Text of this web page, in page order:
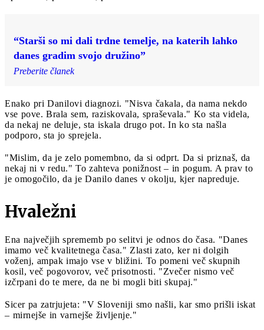
“Starši so mi dali trdne temelje, na katerih lahko
danes gradim svojo družino”
Preberite članek
Enako pri Danilovi diagnozi. "Nisva čakala, da nama nekdo
vse pove. Brala sem, raziskovala, spraševala." Ko sta videla,
da nekaj ne deluje, sta iskala drugo pot. In ko sta našla
podporo, sta jo sprejela.
"Mislim, da je zelo pomembno, da si odprt. Da si priznaš, da
nekaj ni v redu." To zahteva ponižnost – in pogum. A prav to
je omogočilo, da je Danilo danes v okolju, kjer napreduje.
Hvaležni
Ena največjih sprememb po selitvi je odnos do časa. "Danes
imamo več kvalitetnega časa." Zlasti zato, ker ni dolgih
voženj, ampak imajo vse v bližini. To pomeni več skupnih
kosil, več pogovorov, več prisotnosti. "Zvečer nismo več
izčrpani do te mere, da ne bi mogli biti skupaj."
Sicer pa zatrjujeta: "V Sloveniji smo našli, kar smo prišli iskat
– mirnejše in varnejše življenje."